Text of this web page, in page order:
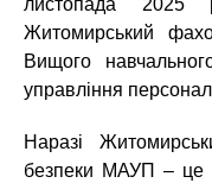
листопада 2025
Житомирський
Вищого
управління
Наразі
безпеки МАУП – це